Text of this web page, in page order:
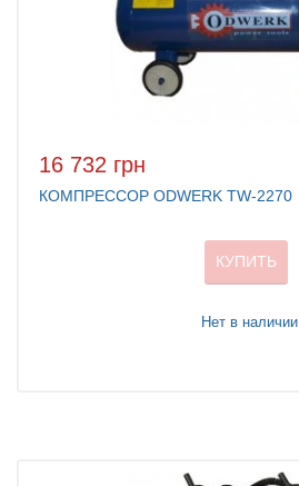
16 732 грн
КОМПРЕССОР ODWERK TW-2270
КУПИТЬ
Нет в наличии